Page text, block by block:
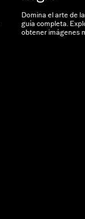
Domina el arte de
guía completa.
obtener imágenes